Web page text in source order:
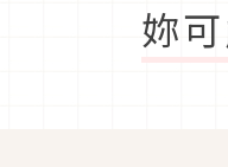
妳